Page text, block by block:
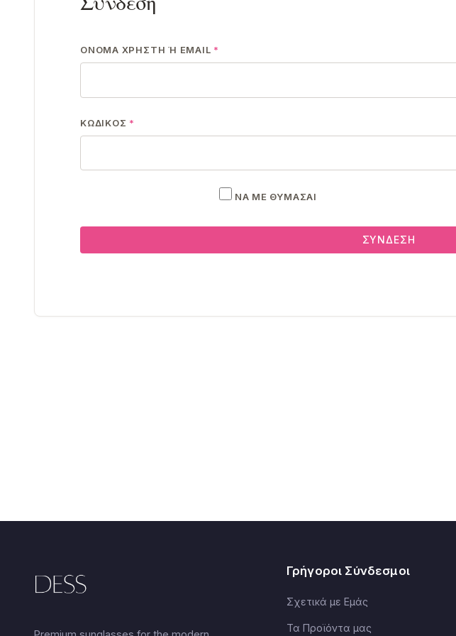
ΌΝΟΜΑ ΧΡΉΣΤΗ Ή EMAIL *
ΚΩΔΙΚΌΣ *
ΝΑ ΜΕ ΘΥΜΆΣΑΙ
ΣΎΝΔΕΣΗ
Γρήγοροι Σύνδεσμοι
Σχετικά με Εμάς
Τα Προϊόντα μας